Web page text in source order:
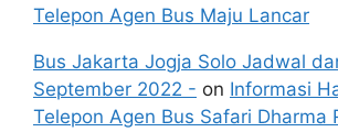
Telepon Agen Bus Maju Lancar
Bus Jakarta Jogja Solo Jadwal
September 2022 - on Informasi
Telepon Agen Bus Safari Dharma